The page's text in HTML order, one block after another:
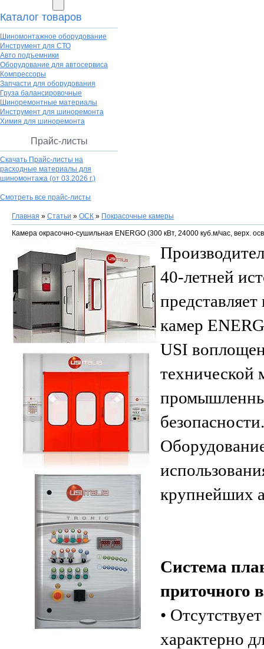
Каталог товаров
Шиномонтажное оборудование
Инструмент для СТО
Авто подъемники
Оборудование для автосервиса
Компрессоры
Запчасти для оборудования
Груза балансировочные
Шиноремонтные материалы
Инструмент для шиноремонта
Химия для шиноремонта
Прайс-листы
Скачать Прайс-листы на
расходные материалы для
шиномонтажа (от 03.2026 г.)
Смотреть все прайс-листы
Главная » Статьи » ОСК » Покрасочные камеры
Камера окрасочно-сушильная ENERGO (300 кВт, 24000 куб.м/час, верх.
40-летней
камер
USI
технической
крупнейших
Система
приточного
•
характерно